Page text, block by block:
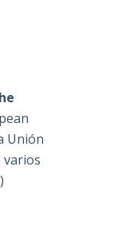
Unión
varios